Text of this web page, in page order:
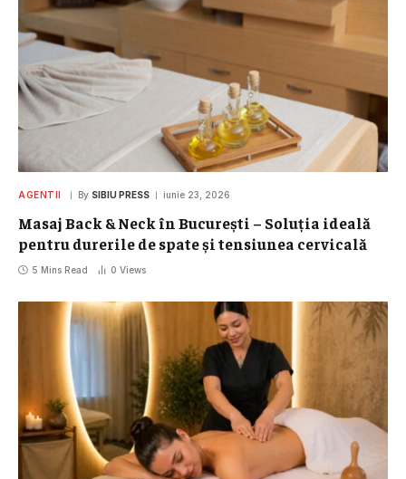
AGENTII By SIBIU PRESS iunie 23, 2026
Masaj Back & Neck în București – Soluția ideală
pentru durerile de spate și tensiunea cervicală
5 Mins Read 0 Views